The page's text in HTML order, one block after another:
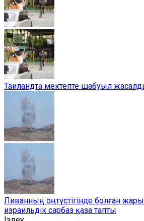
Таиландта мектепте шабуыл
Ливанның оңтүстігінде болған
израильдік сарбаз қаза тапты